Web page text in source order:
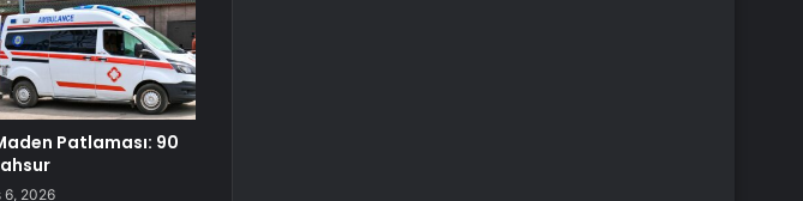
Patlaması: 90
6, 2026